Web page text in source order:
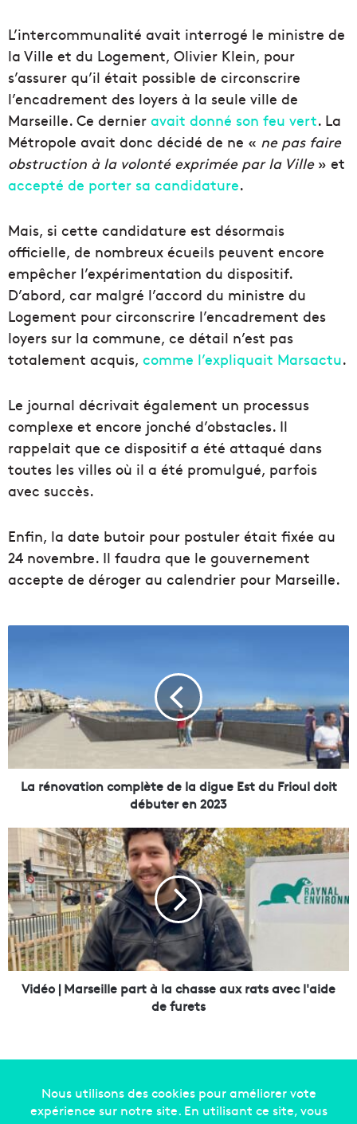
L’intercommunalité avait interrogé le ministre de
la Ville et du Logement, Olivier Klein, pour
s’assurer qu’il était possible de circonscrire
l’encadrement des loyers à la seule ville de
Marseille. Ce dernier avait donné son feu vert. La
Métropole avait donc décidé de ne « ne pas faire
obstruction à la volonté exprimée par la Ville» et
accepté de porter sa candidature.
Mais, si cette candidature est désormais
officielle, de nombreux écueils peuvent encore
empêcher l’expérimentation du dispositif.
D’abord, car malgré l’accord du ministre du
Logement pour circonscrire l’encadrement des
loyers sur la commune, ce détail n’est pas
totalement acquis, comme l’expliquait Marsactu.
Le journal décrivait également un processus
complexe et encore jonché d’obstacles. Il
rappelait que ce dispositif a été attaqué dans
toutes les villes où il a été promulgué, parfois
avec succès.
Enfin, la date butoir pour postuler était fixée au
24 novembre. Il faudra que le gouvernement
accepte de déroger au calendrier pour Marseille.
L
é
n
o
v
a
t
c
m
p
l
è
t
e
d
La rénovation complète de la digue Est du Frioul doit
débuter en 2023
d
é
o
|
M
a
r
Vidéo | Marseille part à la chasse aux rats avec l'aide
de furets
Copyright © 2014-2022Made in Marseille. Tous droits